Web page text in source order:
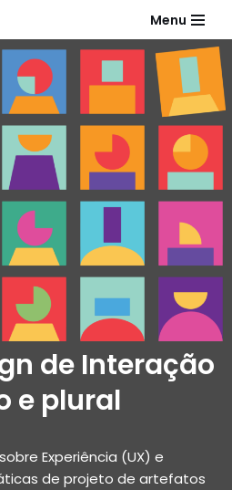
Menu
de Interação
e plural
Experiência (UX) e
de projeto de artefatos